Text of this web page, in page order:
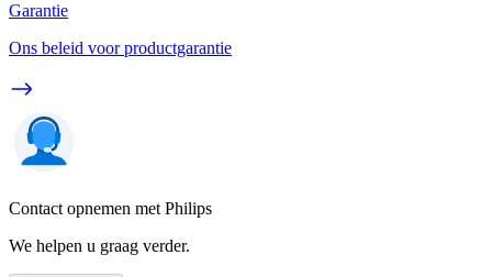
Garantie
Ons beleid voor productgarantie
Contact opnemen met Philips
We helpen u graag verder.